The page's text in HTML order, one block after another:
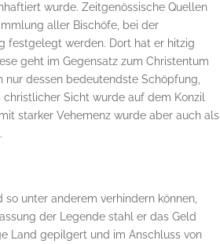
wurde. Zeitgenössische Quellen
aller Bischöfe, bei der
festgelegt werden. Dort hat er hitzig
geht im Gegensatz zum Christentum
nur dessen bedeutendste Schöpfung,
Sicht wurde auf dem Konzil
starker Vehemenz wurde aber auch als
unter anderem verhindern können,
der Legende stahl er das Geld
Land gepilgert und im Anschluss von